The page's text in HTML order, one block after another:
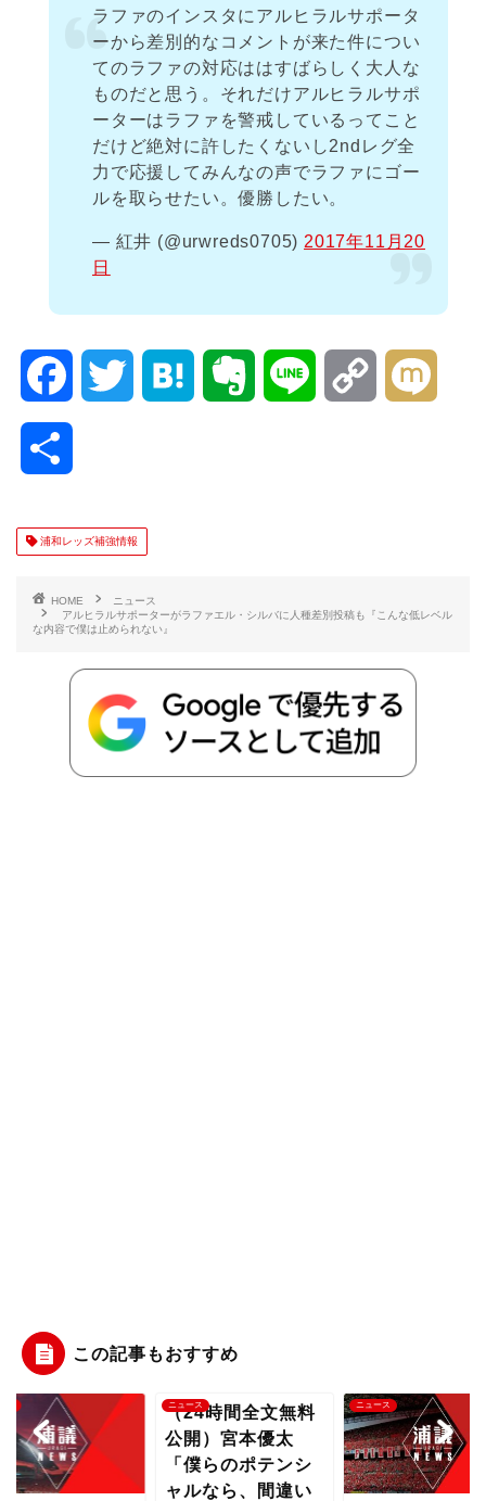
ラファのインスタにアルヒラルサポータ
ーから差別的なコメントが来た件につい
てのラファの対応ははすばらしく大人な
ものだと思う。それだけアルヒラルサポ
ーターはラファを警戒しているってこと
だけど絶対に許したくないし2ndレグ全
力で応援してみんなの声でラファにゴー
ルを取らせたい。優勝したい。
— 紅井 (@urwreds0705) 2017年11月20
日
e
o
t
e
e
浦和レッズ補強情報
HOME
ニュース
アルヒラルサポーターがラファエル・シルバに人種差別投稿も『こんな低レベル
な内容で僕は止められない』
この記事もおすすめ
ニュース
（24時間全文無料
公開）宮本優太
「僕らのポテンシ
ャルなら、間違い
ニュース